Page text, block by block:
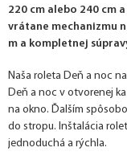
220 cm alebo 240 cm
vrátane mechanizmu
m a kompletnej
Naša roleta Deň a noc
Deň a noc v otvorenej
na okno. Ďalším
do stropu. Inštalácia
jednoduchá a rýchla.